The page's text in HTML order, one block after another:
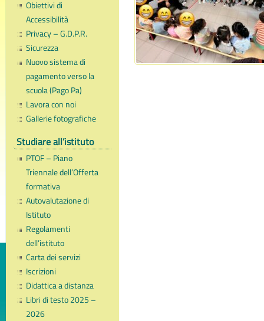
Obiettivi di
Accessibilità
Privacy – G.D.P.R.
Sicurezza
Nuovo sistema di
pagamento verso la
scuola (Pago Pa)
Lavora con noi
Gallerie fotografiche
Studiare all’istituto
PTOF – Piano
Triennale dell’Offerta
formativa
Autovalutazione di
Istituto
Regolamenti
dell’istituto
Carta dei servizi
Iscrizioni
Didattica a distanza
Libri di testo 2025 –
2026